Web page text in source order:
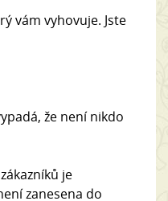
vám vyhovuje. Jste
že není nikdo
je
zanesena do